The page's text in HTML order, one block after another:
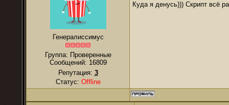
Генералиссимус
Группа: Проверенные
Сообщений: 16809
Репутация: 3
Статус: Offline
Куда я денусь))) Скрипт всё